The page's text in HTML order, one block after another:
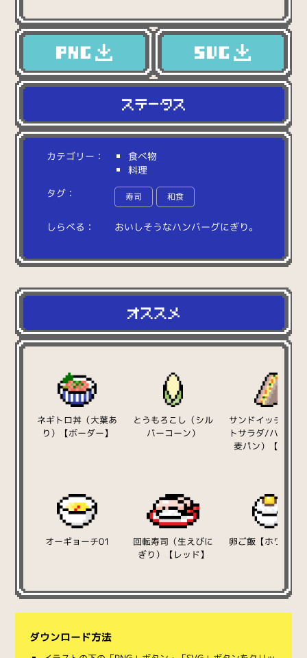
カテゴリー：
食べ物
料理
タグ：
寿司 和食
しらべる： おい しそうなハンバーグにぎり。
ネギトロ丼（大葉あ
り）【ボーダー】
とうもろこし（シル
バーコーン）
サンドイッチ（ポ
トサラダ/ハム/ラ
麦パン）【三角】
オーギョーチ01
回転寿司（生えびに
ぎり）【レッド】
卵ご飯【ホワイト
ダウンロード方法